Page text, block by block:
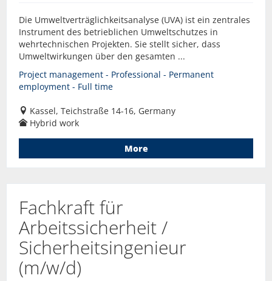
Die Umweltverträglichkeitsanalyse (UVA) ist ein zentrales
Instrument des betrieblichen Umweltschutzes in
wehrtechnischen Projekten. Sie stellt sicher, dass
Umweltwirkungen über den gesamten ...
Project management - Professional - Permanent
employment - Full time
Kassel, Teichstraße 14-16, Germany
Hybrid work
More
Fachkraft für
Arbeitssicherheit /
Sicherheitsingenieur
(m/w/d)